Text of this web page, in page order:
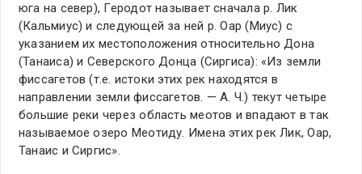
юга на север), Геродот называет сначала р. Лик
(Кальмиус) и следующей за ней р. Оар (Миус) с
указанием их местоположения относительно Дона
(Танаиса) и Северского Донца (Сиргиса): «Из земли
фиссагетов (т.е. истоки этих рек находятся в
направлении земли фиссагетов. — А. Ч.) текут четыре
большие реки через область меотов и впадают в так
называемое озеро Меотиду. Имена этих рек Лик, Оар,
Танаис и Сиргис».